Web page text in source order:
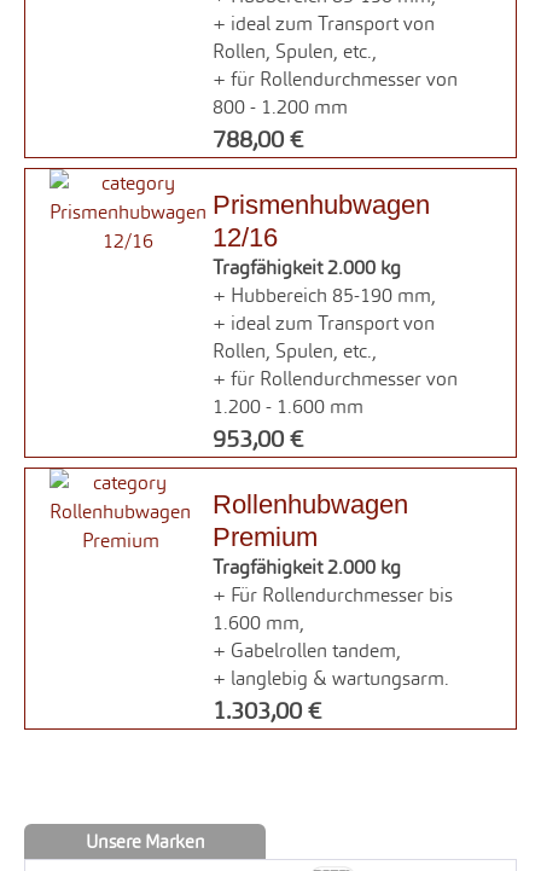
+ ideal zum Transport von
Rollen, Spulen, etc.,
+ für Rollendurchmesser von
800 - 1.200 mm
788,00 €
Prismenhubwagen
12/16
Tragfähigkeit 2.000 kg
+ Hubbereich 85-190 mm,
+ ideal zum Transport von
Rollen, Spulen, etc.,
+ für Rollendurchmesser von
1.200 - 1.600 mm
953,00 €
Rollenhubwagen
Premium
Tragfähigkeit 2.000 kg
+ Für Rollendurchmesser bis
1.600 mm,
+ Gabelrollen tandem,
+ langlebig & wartungsarm.
1.303,00 €
Unsere Marken